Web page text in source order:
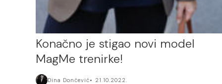
Konačno je stigao novi model
MagMe trenirke!
Dina Dončević 21.10.2022.